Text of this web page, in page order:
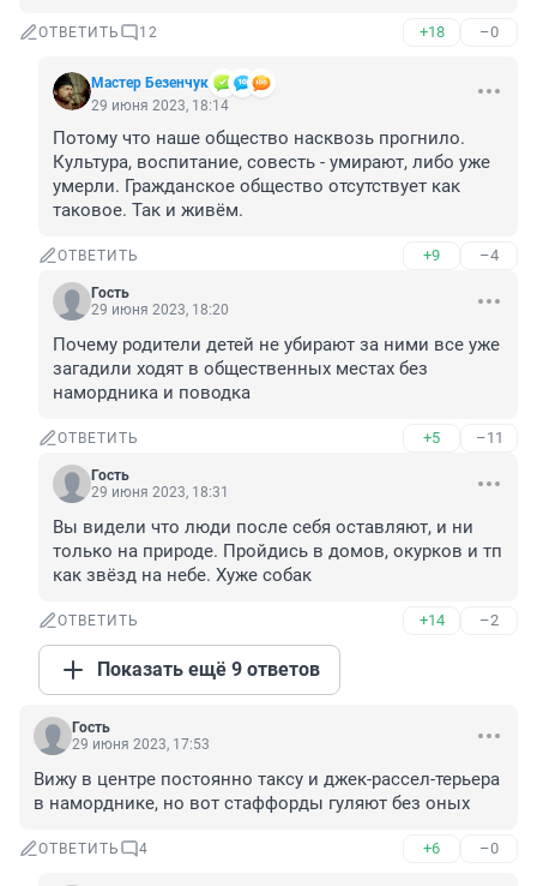
ОТВЕТИТЬ 12 +18 –0
Мастер Безенчук
29 июня 2023, 18:14
Потому что наше общество насквозь прогнило.
Культура, воспитание, совесть - умирают, либо уже
умерли. Гражданское общество отсутствует как
таковое. Так и живём.
ОТВЕТИТЬ +9 –4
Гость
29 июня 2023, 18:20
Почему родители детей не убирают за ними все уже
загадили ходят в общественных местах без
намордника и поводка
ОТВЕТИТЬ +5 –11
Гость
29 июня 2023, 18:31
Вы видели что люди после себя оставляют, и ни
только на природе. Пройдись в домов, окурков и тп
как звёзд на небе. Хуже собак
ОТВЕТИТЬ +14 –2
Показать ещё 9 ответов
Гость
29 июня 2023, 17:53
Вижу в центре постоянно таксу и джек-рассел-терьера
в наморднике, но вот стаффорды гуляют без оных
ОТВЕТИТЬ 4 +6 –0